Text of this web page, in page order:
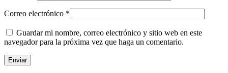
Correo electrónico *
Guardar mi nombre, correo electrónico y sitio web en este
navegador para la próxima vez que haga un comentario.